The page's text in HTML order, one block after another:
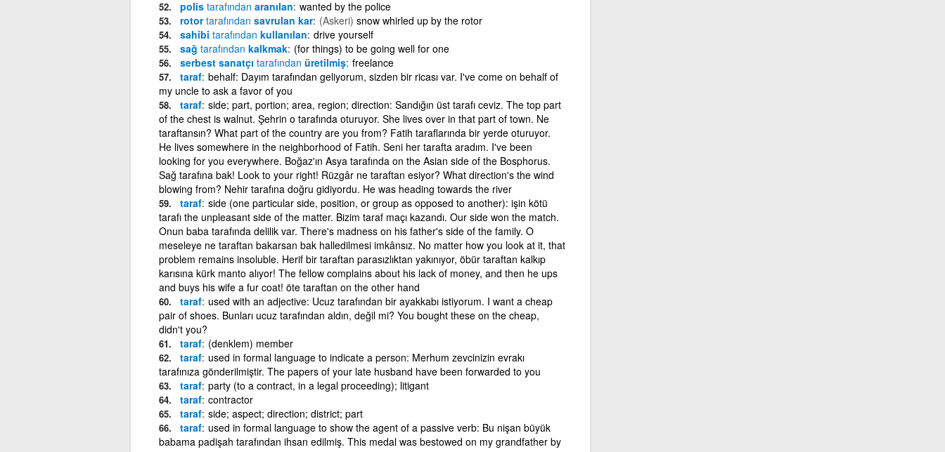
polis tarafından aranılan wanted by the police
rotortarafından savrulan kar (Askeri) snow whirled up by the rotor
sahibi tarafından kullanılan drive yourself
sağ tarafından kalkmak (for things) to be going well for one
serbest sanatçı tarafından üretilmiş freelance
taraf behalf: Dayım tarafından geliyorum, sizden bir ricası var. I've come on behalf of
my uncle to ask a favor of you
taraf side; part, portion; area, region; direction: Sandığın üst tarafı ceviz. The top part
of the chest is walnut. Şehrin o tarafında oturuyor. She lives over in that part of town. Ne
taraftansın? What part of the country are you from? Fatih taraflarında bir yerde oturuyor.
He lives somewhere in the neighborhood of Fatih. Seni her tarafta aradım. I've been
looking for you everywhere. Boğaz'ın Asya tarafında on the Asian side of the Bosphorus.
Sağ tarafına bak! Look to your right! Rüzgâr ne taraftan esiyor? What direction's the wind
blowing from? Nehir tarafına doğru gidiyordu. He was heading towards the river
taraf side (one particular side, position, or group as opposed to another): işin kötü
tarafı the unpleasant side of the matter. Bizim taraf maçı kazandı. Our side won the match.
Onun baba tarafında delilik var. There's madness on his father's side of the family. O
meseleye ne taraftan bakarsan bak halledilmesi imkânsız. No matter how you look at it, that
problem remains insoluble. Herif bir taraftan parasızlıktan yakınıyor, öbür taraftan kalkıp
karısına kürk manto alıyor! The fellow complains about his lack of money, and then he ups
and buys his wife a fur coat! öte taraftan on the other hand
taraf used with an adjective: Ucuz tarafından bir ayakkabı istiyorum. I want a cheap
pair of shoes. Bunları ucuz tarafından aldın, değil mi? You bought these on the cheap,
didn't you?
taraf (denklem) member
taraf used in formal language to indicate a person: Merhum zevcinizin evrakı
tarafınıza gönderilmiştir. The papers of your late husband have been forwarded to you
taraf party (to a contract, in a legal proceeding); litigant
taraf contractor
taraf side; aspect; direction; district; part
taraf used in formal language to show the agent of a passive verb: Bu nişan büyük
babama padişah tarafından ihsan edilmiş. This medal was bestowed on my grandfather by